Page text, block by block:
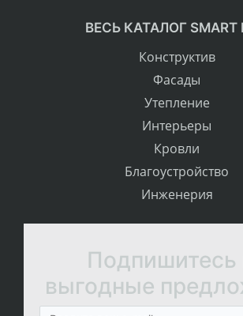
ВЕСЬ КАТАЛОГ SMART
Конструктив
Фасады
Утепление
Интерьеры
Кровли
Благоустройство
Инженерия
Подпишитесь
выгодные